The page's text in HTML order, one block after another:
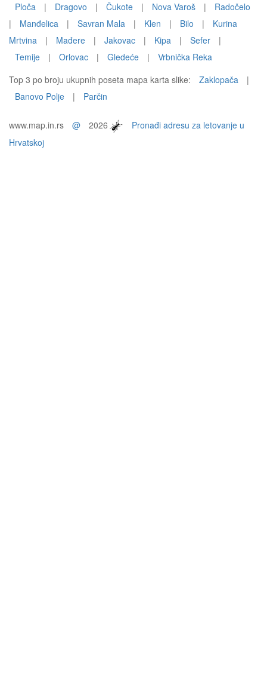
Ploča
| Dragovo | Čukote | Nova Varoš |
Radočelo
|
Manđelica | Savran Mala | Klen | Bilo |
Kurina
Mrtvina
| Mađere | Jakovac | Kipa | Sefer
|
Temije
| Orlovac | Gledeće |
Vrbnička Reka
Top 3 po broju ukupnih poseta mapa karta slike:
Zaklopača
|
Banovo Polje
| Parčin
www.map.in.rs @ 2026
Pronađi adresu za letovanje u
Hrvatskoj